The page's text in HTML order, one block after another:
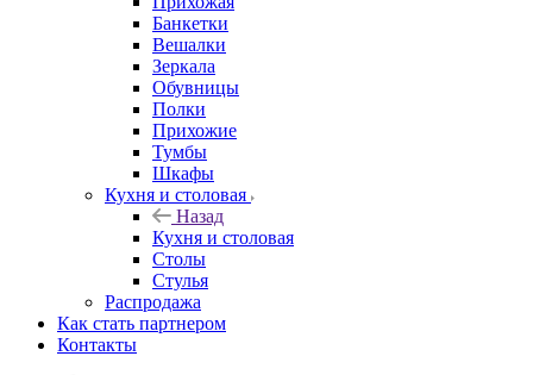
Банкетки
Вешалки
Зеркала
Обувницы
Полки
Прихожие
Тумбы
Шкафы
Кухня и столовая
Назад
Кухня и столовая
Столы
Стулья
Распродажа
Как стать партнером
Контакты